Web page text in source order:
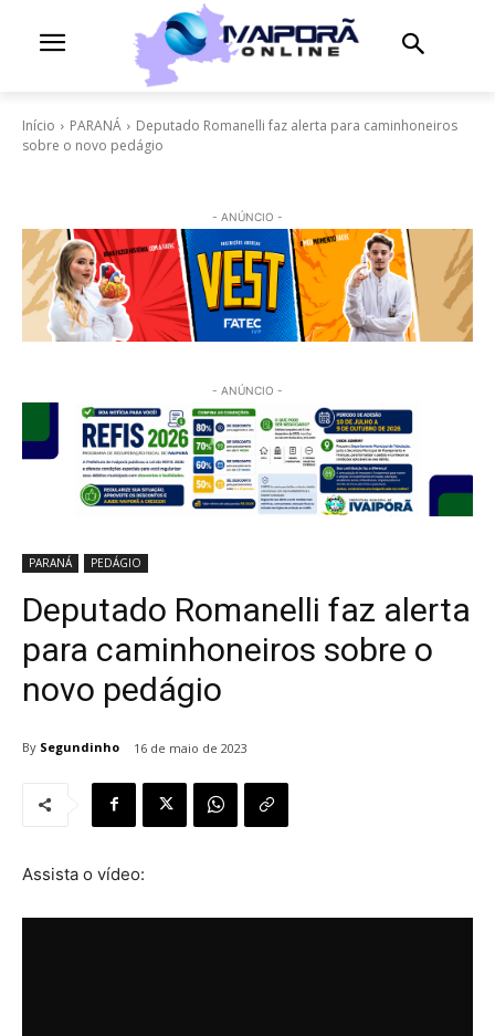
Início PARANÁ
Deputado Romanelli faz alerta para caminhoneiros
sobre o novo pedágio
- ANÚNCIO -
- ANÚNCIO -
PARANÁ PEDÁGIO
Deputado Romanelli faz alerta
para caminhoneiros sobre o
novo pedágio
By Segundinho 16 de maio de 2023
Assista o vídeo: